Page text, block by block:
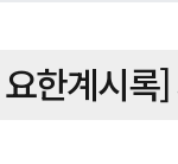
한계시